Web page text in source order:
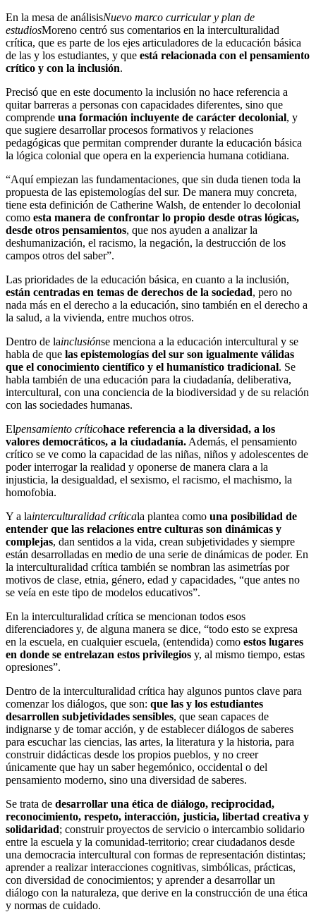
En la mesa de análisisNuevo marco curricular y plan de
estudiosMoreno centró sus comentarios en la interculturalidad
crítica, que es parte de los ejes articuladores de la educación básica
de las y los estudiantes, y que está relacionada con el pensamiento
crítico y con la inclusión.
Precisó que en este documento la inclusión no hace referencia a
quitar barreras a personas con capacidades diferentes, sino que
comprende una formación incluyente de carácter decolonial, y
que sugiere desarrollar procesos formativos y relaciones
pedagógicas que permitan comprender durante la educación básica
la lógica colonial que opera en la experiencia humana cotidiana.
“Aquí empiezan las fundamentaciones, que sin duda tienen toda la
propuesta de las epistemologías del sur. De manera muy concreta,
tiene esta definición de Catherine Walsh, de entender lo decolonial
como esta manera de confrontar lo propio desde otras lógicas,
desde otros pensamientos, que nos ayuden a analizar la
deshumanización, el racismo, la negación, la destrucción de los
campos otros del saber”.
Las prioridades de la educación básica, en cuanto a la inclusión,
están centradas en temas de derechos de la sociedad, pero no
nada más en el derecho a la educación, sino también en el derecho a
la salud, a la vivienda, entre muchos otros.
Dentro de lainclusiónse menciona a la educación intercultural y se
habla de que las epistemologías del sur son igualmente válidas
que el conocimiento científico y el humanístico tradicional. Se
habla también de una educación para la ciudadanía, deliberativa,
intercultural, con una conciencia de la biodiversidad y de su relación
con las sociedades humanas.
Elpensamiento críticohace referencia a la diversidad, a los
valores democráticos, a la ciudadanía. Además, el pensamiento
crítico se ve como la capacidad de las niñas, niños y adolescentes de
poder interrogar la realidad y oponerse de manera clara a la
injusticia, la desigualdad, el sexismo, el racismo, el machismo, la
homofobia.
Y a lainterculturalidad críticala plantea como una posibilidad de
entender que las relaciones entre culturas son dinámicas y
complejas, dan sentidos a la vida, crean subjetividades y siempre
están desarrolladas en medio de una serie de dinámicas de poder. En
la interculturalidad crítica también se nombran las asimetrías por
motivos de clase, etnia, género, edad y capacidades, “que antes no
se veía en este tipo de modelos educativos”.
En la interculturalidad crítica se mencionan todos esos
diferenciadores y, de alguna manera se dice, “todo esto se expresa
en la escuela, en cualquier escuela, (entendida) como estos lugares
en donde se entrelazan estos privilegios y, al mismo tiempo, estas
opresiones”.
Dentro de la interculturalidad crítica hay algunos puntos clave para
comenzar los diálogos, que son: que las y los estudiantes
desarrollen subjetividades sensibles, que sean capaces de
indignarse y de tomar acción, y de establecer diálogos de saberes
para escuchar las ciencias, las artes, la literatura y la historia, para
construir didácticas desde los propios pueblos, y no creer
únicamente que hay un saber hegemónico, occidental o del
pensamiento moderno, sino una diversidad de saberes.
Se trata de desarrollar una ética de diálogo, reciprocidad,
reconocimiento, respeto, interacción, justicia, libertad creativa y
solidaridad; construir proyectos de servicio o intercambio solidario
entre la escuela y la comunidad-territorio; crear ciudadanos desde
una democracia intercultural con formas de representación distintas;
aprender a realizar interacciones cognitivas, simbólicas, prácticas,
con diversidad de conocimientos; y aprender a desarrollar un
diálogo con la naturaleza, que derive en la construcción de una ética
y normas de cuidado.